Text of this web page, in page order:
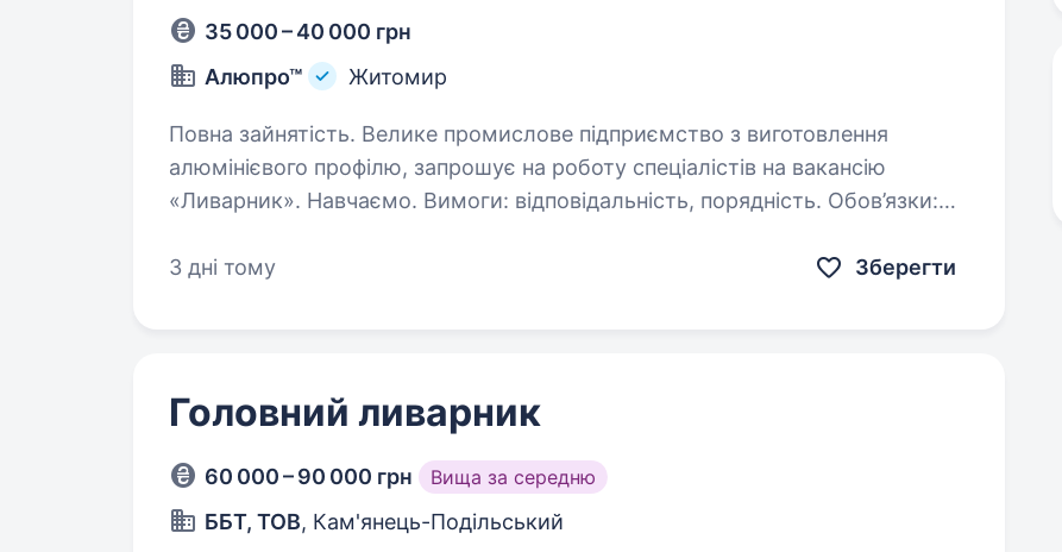
35 000 – 40 000 грн
Алюпро™
Житомир
Повна зайнятість. Велике промислове підприємство з виготовлення
алюмінієвого профілю, запрошує на роботу спеціалістів на вакансію
«Ливарник». Навчаємо. Вимоги: відповідальність, порядність. Обов’язки:
3 дні тому
Зберегти
Головний ливарник
60 000 – 90 000 грн Вища за середню
ББТ, ТОВ, Кам'янець-Подільський